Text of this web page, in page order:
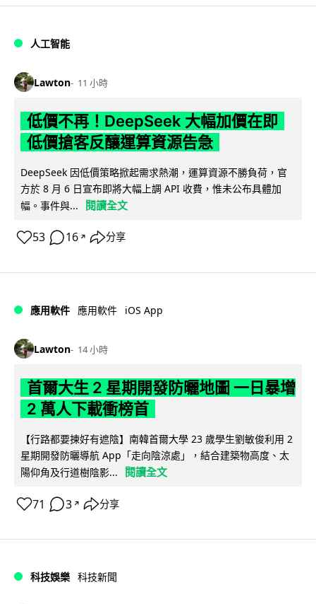
人工智能
Lawton 11 小時
低價不再！DeepSeek 大幅加價在即
低價搶客反釀運算資源告急
DeepSeek 因低價策略掀起需求熱潮，運算資源不勝負荷，官
方於 8 月 6 日宣布即將大幅上調 API 收費，惟未公布具體加
幅。事件與...
閱讀全文
53 16 ↗ 分享
應用軟件 應用軟件 iOS App
Lawton 14 小時
首爾大生 2 星期開發防曬地圖 一日暴增
2 萬人下載衝榜首
【行路都要揀好有遮陰】南韓首爾大學 23 歲學生劉敏俊利用 2
星期開發防曬導航 App「走向陰涼處」，結合建築物高度、太
陽仰角及行道樹陰影...
閱讀全文
71 3 ↗ 分享
科技娛樂 科技新聞